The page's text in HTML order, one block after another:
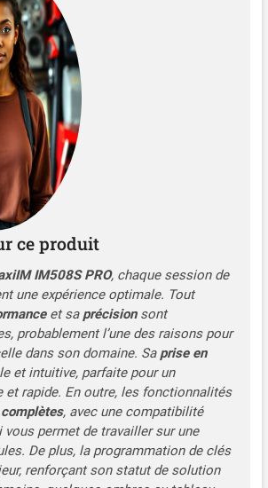
5 jours ouvrables suivant
🔔Si cela n'a toujours pas changé
5 jours ouvrables, ne vous
envoyez simplement S/N pour que
à Autel tech mettre à jour pour
PAS en charge les véhicules Re-
IM508S PRO, avec XP400
PRO niveau programmation
à IM608/IM608 Pro tout en
moitié. IM508S PRO est égal à
Pro, qui offre une programmation
comme toutes clés l0st (lire
un nouveau porte-clés, créer une
lire et écrire données
sauvegarder données IMMO,
capacité diagnostic tels que
Diagnostic Niveau OE, 28+
【Matériel Haut Gamme: Android
64G】Programmateur Clé Autel
équipé système exploitation 🚀
🚀Processeur Quad-Core RK3566,
1024*600, 🚀4G & 64G, 🚀
& 2.4 GHz, 🚀Technologie VIN
Plus Rapide, interface intuitive
diagnostic rapide et précis.
PRO prend en charge 21+ langues
ce produit
IM508S PRO, chaque session de
une expérience optimale. Tout
et sa précisionsont
probablement l’une des raisons pour
dans son domaine. Sa prise en
et intuitive, parfaite pour un
et rapide. En outre, les fonctionnalités
complètes, avec une compatibilité
permet de travailler sur une
De plus, la programmation de clés
renforçant son statut de solution